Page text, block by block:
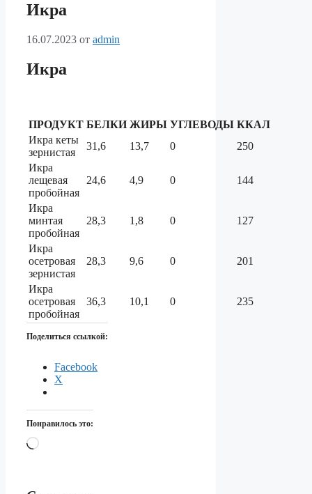
Икра
16.07.2023 от admin
Икра
ПРОДУКТ БЕЛКИ ЖИРЫ УГЛЕВОДЫ ККАЛ
Икра кеты
зернистая
31,6 13,7 0
250
Икра
лещевая
пробойная
24,6 4,9 0 144
Икра
минтая
пробойная
28,3 1,8 0 127
Икра
осетровая
зернистая
28,3 9,6 0 201
Икра
осетровая
пробойная
36,3 10,1 0 235
Поделиться ссылкой:
Facebook
X
Понравилось это:
Загрузка…